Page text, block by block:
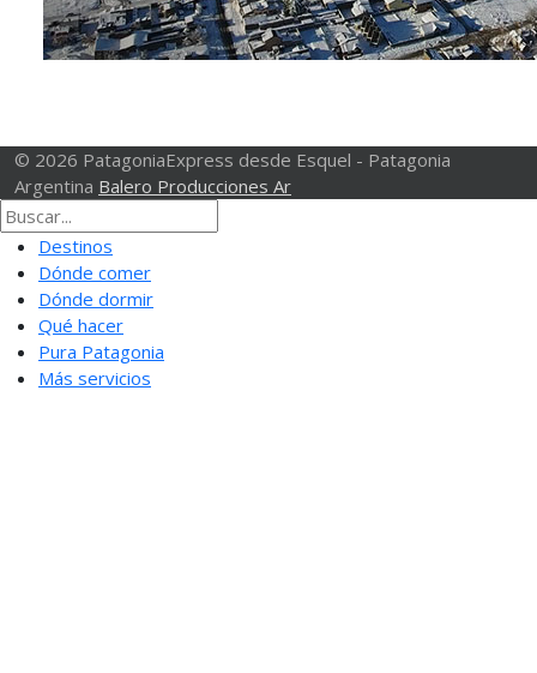
© 2026 PatagoniaExpress desde Esquel - Patagonia
Argentina Balero Producciones Ar
Destinos
Dónde comer
Dónde dormir
Qué hacer
Pura Patagonia
Más servicios